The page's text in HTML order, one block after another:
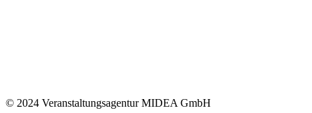
© 2024 Veranstaltungsagentur MIDEA GmbH